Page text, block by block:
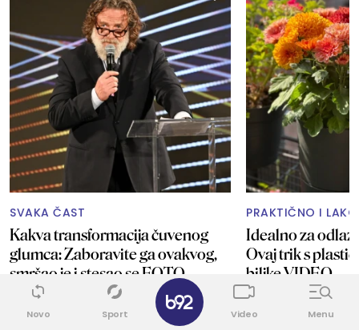
SVAKA ČAST
Kakva transformacija čuvenog
glumca: Zaboravite ga ovakvog,
smršao je i stesao se FOTO
PRAKTIČNO I LAKO
Idealno za
Ovaj trik s
biljke VIDEO
Novo Sport Video Menu
✕